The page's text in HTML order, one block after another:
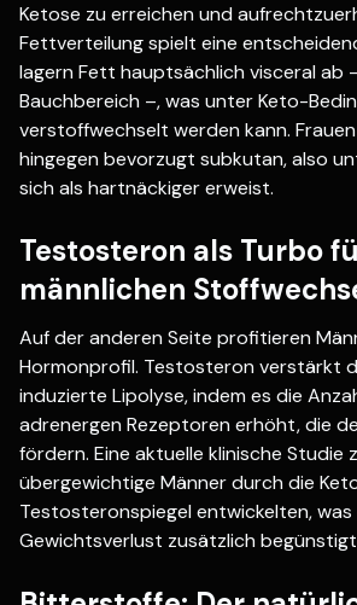
Ketose zu erreichen und
Fettverteilung spielt eine
lagern Fett hauptsächlich visceral ab
Bauchbereich –, was unter Keto-
verstoffwechselt werden kann.
hingegen bevorzugt subkutan, also
sich als hartnäckiger erweist.
Testosteron als Turbo
männlichen
Auf der anderen Seite profitieren
Hormonprofil. Testosteron verstärkt
induzierte Lipolyse, indem es die
adrenergen Rezeptoren erhöht, die
fördern. Eine aktuelle klinische Studie
übergewichtige Männer durch die
Testosteronspiegel entwickelten, was
Gewichtsverlust zusätzlich